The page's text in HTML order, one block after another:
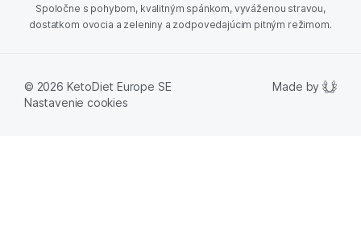
Spoločne s pohybom, kvalitným spánkom, vyváženou stravou,
dostatkom ovocia a zeleniny a zodpovedajúcim pitným režimom.
© 2026 KetoDiet Europe SE
Nastavenie cookies
Made by